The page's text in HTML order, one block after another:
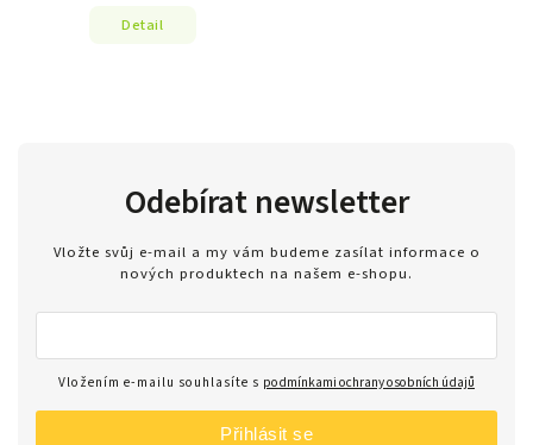
Detail
Odebírat newsletter
Vložte svůj e-mail a my vám budeme zasílat informace o
nových produktech na našem e-shopu.
Vložením e-mailu souhlasíte s podmínkami ochrany osobních údajů
Přihlásit se